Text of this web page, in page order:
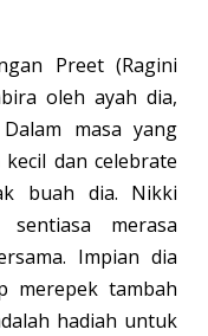
Preet (Ragini
oleh ayah dia,
masa yang
dan celebrate
buah dia. Nikki
merasa
Impian dia
merepek tambah
hadiah untuk